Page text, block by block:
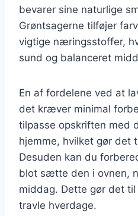
bevarer sine naturlige
Grøntsagerne tilføjer
vigtige næringsstoffer,
sund og balanceret
En af fordelene ved at
det kræver minimal
tilpasse opskriften med
hjemme, hvilket gør det
Desuden kan du
blot sætte den i ovnen,
middag. Dette gør det
travle hverdage.